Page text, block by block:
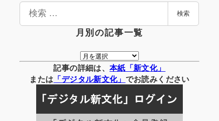
検
検索
月別の記事一覧
月
別
の
事
一
記事の詳細は、 本紙「新文化」
または 「デジタル新文化」 でお読みください